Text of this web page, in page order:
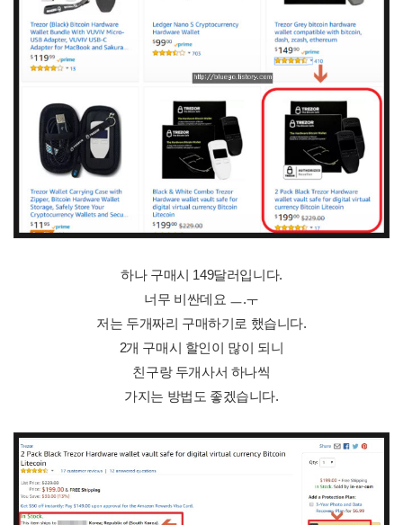
하나 구매시 149달러입니다.
너무 비싼데요 ㅡ.ㅜ
저는 두개짜리 구매하기로 했습니다.
2개 구매시 할인이 많이 되니
친구랑 두개사서 하나씩
가지는 방법도 좋겠습니다.